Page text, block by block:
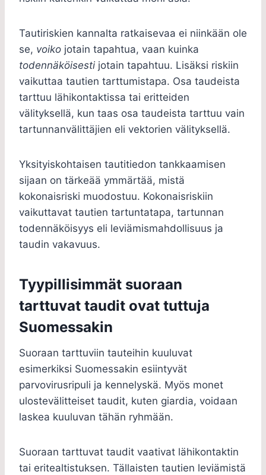
Tautiriskien kannalta ratkaisevaa ei niinkään ole
se, voiko jotain tapahtua, vaan kuinka
todennäköisesti jotain tapahtuu. Lisäksi riskiin
vaikuttaa tautien tarttumistapa. Osa taudeista
tarttuu lähikontaktissa tai eritteiden
välityksellä, kun taas osa taudeista tarttuu vain
tartunnanvälittäjien eli vektorien välityksellä.
Yksityiskohtaisen tautitiedon tankkaamisen
sijaan on tärkeää ymmärtää, mistä
kokonaisriski muodostuu. Kokonaisriskiin
vaikuttavat tautien tartuntatapa, tartunnan
todennäköisyys eli leviämismahdollisuus ja
taudin vakavuus.
Tyypillisimmät suoraan
tarttuvat taudit ovat tuttuja
Suomessakin
Suoraan tarttuviin tauteihin kuuluvat
esimerkiksi Suomessakin esiintyvät
parvovirusripuli ja kennelyskä. Myös monet
ulostevälitteiset taudit, kuten giardia, voidaan
laskea kuuluvan tähän ryhmään.
Suoraan tarttuvat taudit vaativat lähikontaktin
tai eritealtistuksen. Tällaisten tautien leviämistä